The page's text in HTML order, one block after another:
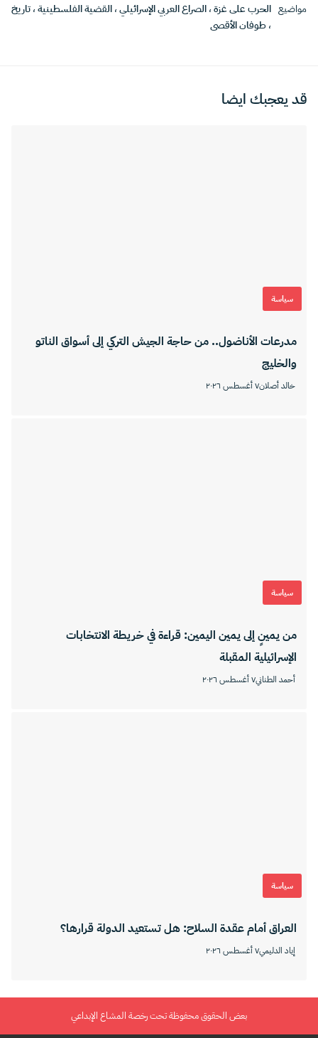
مواضيع الحرب على غزة،الصراع العربي الإسرائيلي،القضية الفلسطينية،تاريخ
، طوفان الأقصى
قد يعجبك ايضا
سياسة
مدرعات الأناضول.. من حاجة الجيش التركي إلى أسواق الناتو
والخليج
خالد أصلان٧ أغسطس ٢٠٢٦
سياسة
من يمينٍ إلى يمين اليمين: قراءة في خريطة الانتخابات
الإسرائيلية المقبلة
أحمد الطناني٧ أغسطس ٢٠٢٦
سياسة
العراق أمام عقدة السلاح: هل تستعيد الدولة قرارها؟
إياد الدليمي٧ أغسطس ٢٠٢٦
بعض الحقوق محفوظة تحت رخصة المشاع الإبداعي